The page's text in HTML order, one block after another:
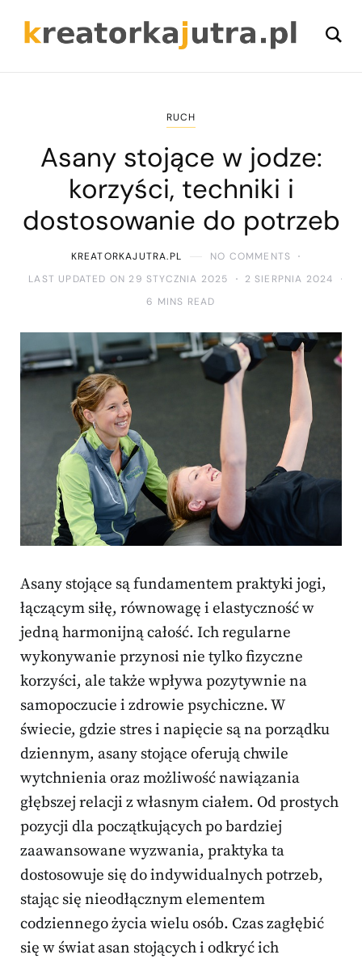
RUCH
Asany stojące w jodze:
korzyści, techniki i
dostosowanie do potrzeb
KREATORKAJUTRA.PL
NO COMMENTS
LAST UPDATED ON 29 STYCZNIA 2025
2 SIERPNIA 2024
6 MINS READ
Asany stojące są fundamentem praktyki jogi,
łączącym siłę, równowagę i elastyczność w
jedną harmonijną całość. Ich regularne
wykonywanie przynosi nie tylko fizyczne
korzyści, ale także wpływa pozytywnie na
samopoczucie i zdrowie psychiczne. W
świecie, gdzie stres i napięcie są na porządku
dziennym, asany stojące oferują chwile
wytchnienia oraz możliwość nawiązania
głębszej relacji z własnym ciałem. Od prostych
pozycji dla początkujących po bardziej
zaawansowane wyzwania, praktyka ta
dostosowuje się do indywidualnych potrzeb,
stając się nieodłącznym elementem
codziennego życia wielu osób. Czas zagłębić
się w świat asan stojących i odkryć ich